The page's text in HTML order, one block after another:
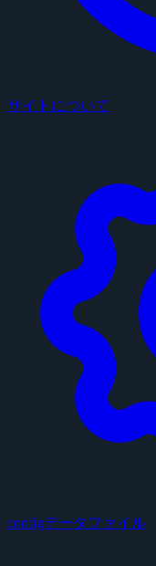
サイトについて
configデータファイル